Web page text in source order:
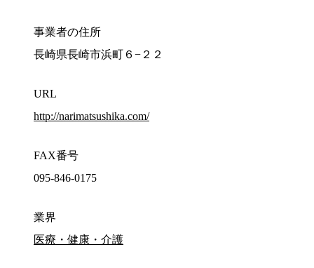
事業者の住所
長崎県長崎市浜町６−２２
URL
http://narimatsushika.com/
FAX番号
095-846-0175
業界
医療・健康・介護